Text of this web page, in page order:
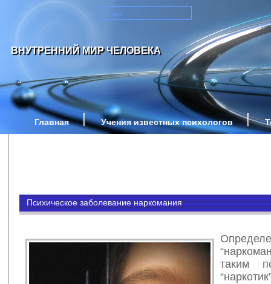
ВНУТРЕННИЙ МИР ЧЕЛОВЕКА
Главная Учения известных психологов
Психическое заболевание наркомания
таким